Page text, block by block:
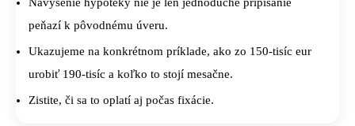
peňazí k pôvodnému úveru.
Ukazujeme na konkrétnom príklade, ako zo 150-tisíc eur
urobiť 190-tisíc a koľko to stojí mesačne.
Zistite, či sa to oplatí aj počas fixácie.